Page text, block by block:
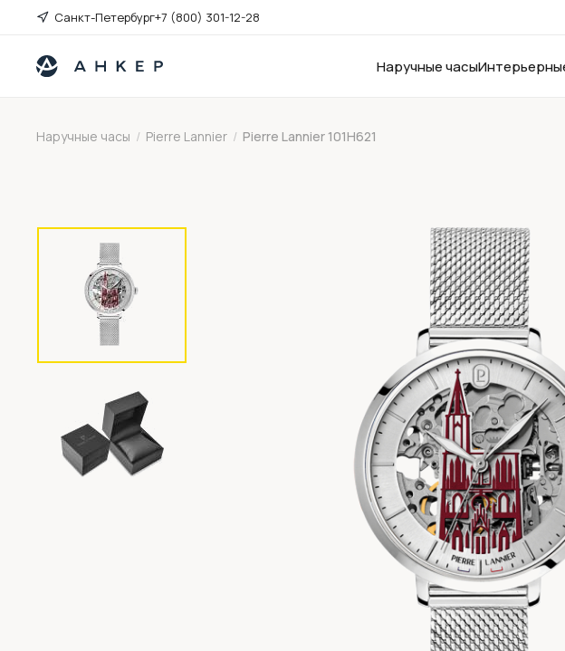
Санкт-Петербург+7 (800) 301-12-28
Наручные часы
Наручные часы / Pierre Lannier / Pierre Lannier 101H621